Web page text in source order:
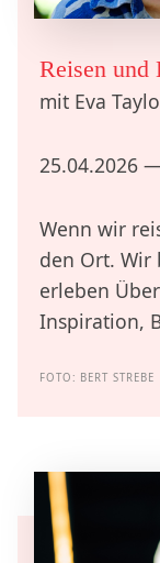
Reisen und
mit Eva
25.04.2026
Wenn wir
den Ort. Wir
erleben
Inspiration,
FOTO: BERT STREBE